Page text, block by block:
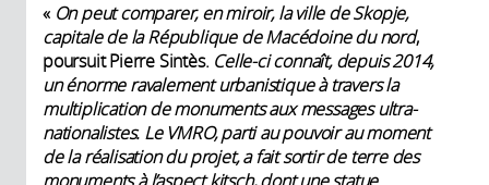
« On peut comparer, en miroir, la ville de Skopje,
capitale de la République de Macédoine du nord,
poursuit Pierre Sintès. Celle-ci connaît, depuis 2014,
un énorme ravalement urbanistique à travers la
multiplication de monuments aux messages ultra-
nationalistes. Le VMRO, parti au pouvoir au moment
de la réalisation du projet, a fait sortir de terre des